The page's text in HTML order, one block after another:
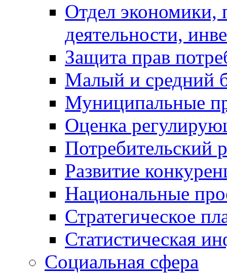
Отдел экономики,
деятельности,
Защита прав
Малый и средний
Муниципальные
Оценка
Потребительский
Развитие
Национальные
Стратегическое
Статистическая
Социальная сфера